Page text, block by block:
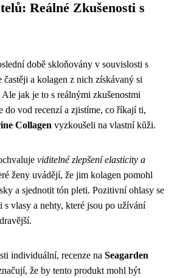
Reálné Zkušenosti s
době skloňovány v souvislosti s
častěji a kolagen z nich získávaný si
jak je to s reálnými zkušenostmi
do vod recenzí a zjistíme, co říkají ti,
Collagen vyzkoušeli na vlastní kůži.
viditelné zlepšení elasticity a
ženy uvádějí, že jim kolagen pomohl
a sjednotit tón pleti. Pozitivní ohlasy se
vlasy a nehty, které jsou po užívání
individuální, recenze na Seagarden
že by tento produkt mohl být